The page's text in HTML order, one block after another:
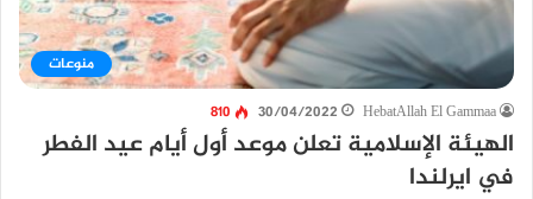
منوعات
HebatAllah El Gammaa
30/04/2022
810
الهيئة الإسلامية تعلن موعد أول أيام عيد الفطر
في ايرلندا